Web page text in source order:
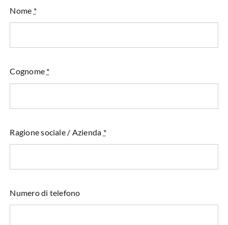
Nome *
Cognome *
Ragione sociale / Azienda *
Numero di telefono